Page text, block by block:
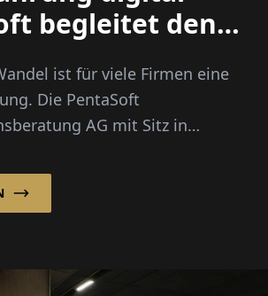
begleitet den
ist für viele Firmen eine
Die PentaSoft
AG mit Sitz in